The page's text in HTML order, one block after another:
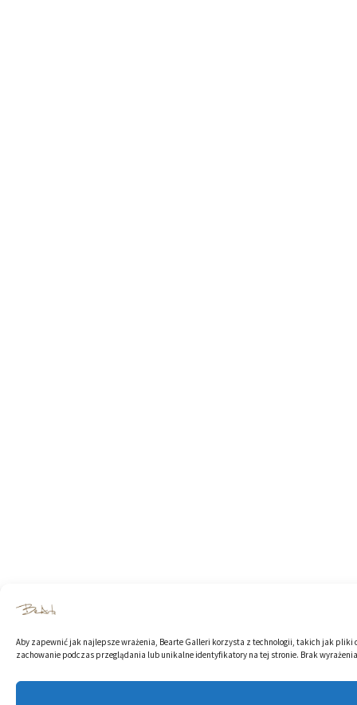
Aby zapewnić jak najlepsze wrażenia, Bearte Galleri korzysta z technologii, takich jak
zachowanie podczas przeglądania lub unikalne identyfikatory na tej stronie. Brak